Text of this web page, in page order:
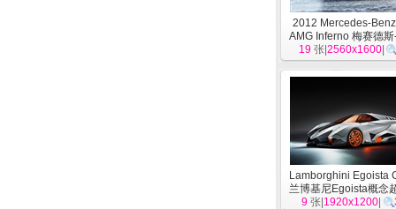
2012 Mercedes-
AMG Inferno 梅赛德
清壁纸[汽车]
19 张| 2560x1600
Lamborghini Egoista
兰博基尼Egoista概念
高清壁纸[汽车]
9 张| 1920x1200